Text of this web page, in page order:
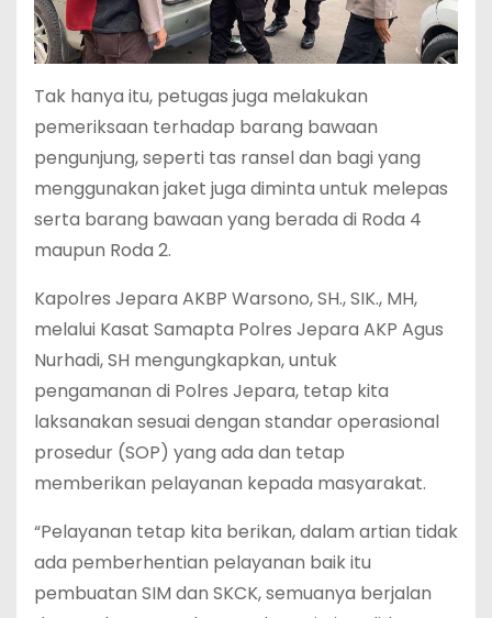
Tak hanya itu, petugas juga melakukan
pemeriksaan terhadap barang bawaan
pengunjung, seperti tas ransel dan bagi yang
menggunakan jaket juga diminta untuk melepas
serta barang bawaan yang berada di Roda 4
maupun Roda 2.
Kapolres Jepara AKBP Warsono, SH., SIK., MH,
melalui Kasat Samapta Polres Jepara AKP Agus
Nurhadi, SH ‎mengungkapkan, untuk
pengamanan di Polres Jepara, tetap kita
laksanakan sesuai dengan standar operasional
prosedur (SOP) yang ada dan tetap
memberikan pelayanan kepada masyarakat.
“Pelayanan tetap kita berikan, dalam artian tidak
ada pemberhentian pelayanan baik itu
pembuatan SIM dan SKCK, semuanya berjalan